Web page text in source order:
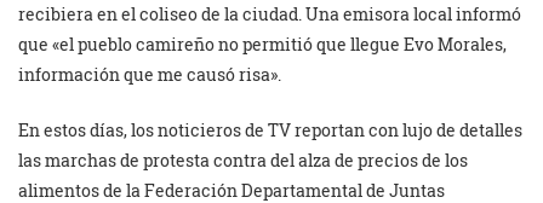
recibiera en el coliseo de la ciudad. Una emisora local informó
que «el pueblo camireño no permitió que llegue Evo Morales,
información que me causó risa».
En estos días, los noticieros de TV reportan con lujo de detalles
las marchas de protesta contra del alza de precios de los
alimentos de la Federación Departamental de Juntas